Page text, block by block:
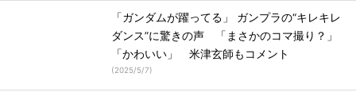
「ガンダムが躍ってる」 ガンプラの“キレキレ
ダンス”に驚きの声 「まさかのコマ撮り？」
「かわいい」 米津玄師もコメント
(2025/5/7)